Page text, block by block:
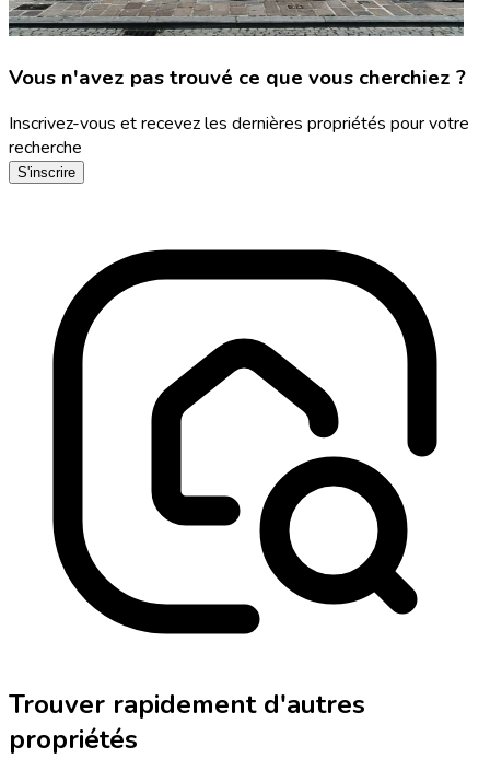
Vous n'avez pas trouvé ce que vous cherchiez ?
Inscrivez-vous et recevez les dernières propriétés pour votre
recherche
S'inscrire
Trouver rapidement d'autres
propriétés